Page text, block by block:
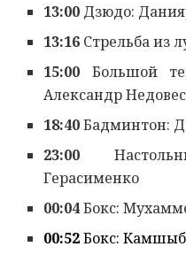
13:00 Дзюдо:
13:16 Стрельба из
15:00 Большой
Александр
18:40Бадминтон:
23:00
Герасименко
00:04Бокс:
00:52Бокс: